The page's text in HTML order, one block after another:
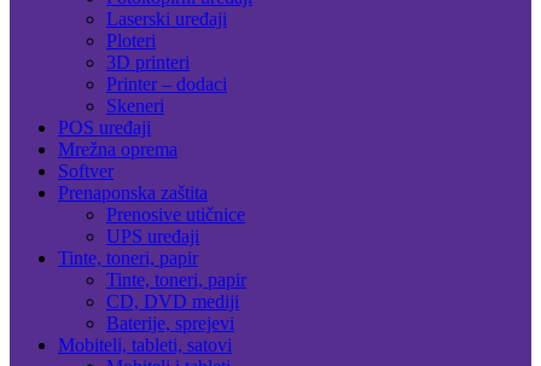
Laserski uređaji
Ploteri
3D printeri
Printer – dodaci
Skeneri
POS uređaji
Mrežna oprema
Softver
Prenaponska zaštita
Prenosive utičnice
UPS uređaji
Tinte, toneri, papir
Tinte, toneri, papir
CD, DVD mediji
Baterije, sprejevi
Mobiteli, tableti, satovi